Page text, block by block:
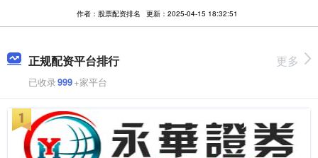
作者：股票配资排名 更新：2025-04-15 18:32:51
正规配资平台排行
已收录999+家平台
更多